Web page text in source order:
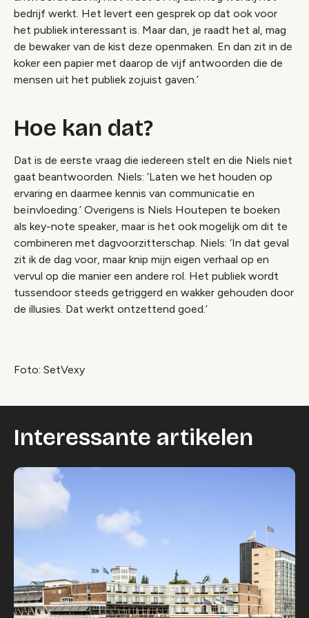
bedrijf werkt. Het levert een gesprek op dat ook voor
het publiek interessant is. Maar dan, je raadt het al, mag
de bewaker van de kist deze openmaken. En dan zit in de
koker een papier met daarop de vijf antwoorden die de
mensen uit het publiek zojuist gaven.’
Hoe kan dat?
Dat is de eerste vraag die iedereen stelt en die Niels niet
gaat beantwoorden. Niels: ‘Laten we het houden op
ervaring en daarmee kennis van communicatie en
beïnvloeding.’ Overigens is Niels Houtepen te boeken
als key-note speaker, maar is het ook mogelijk om dit te
combineren met dagvoorzitterschap. Niels: ‘In dat geval
zit ik de dag voor, maar knip mijn eigen verhaal op en
vervul op die manier een andere rol. Het publiek wordt
tussendoor steeds getriggerd en wakker gehouden door
de illusies. Dat werkt ontzettend goed.’
Foto: SetVexy
Interessante artikelen